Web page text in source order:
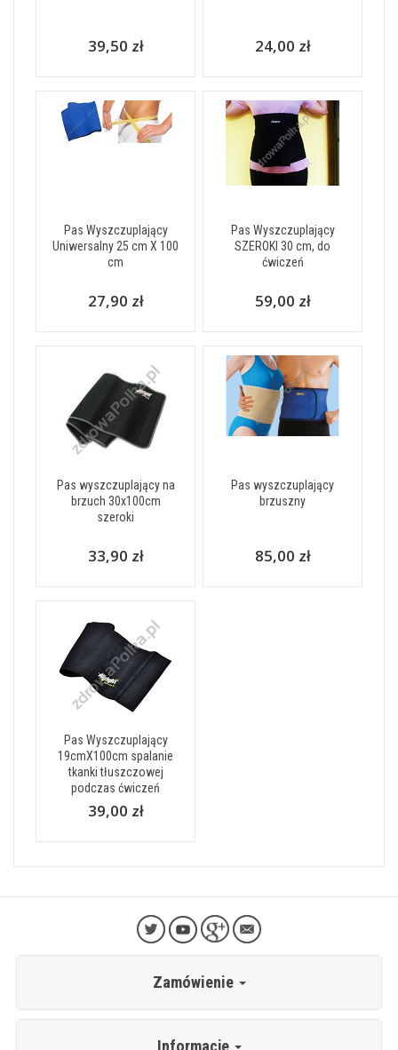
39,50 zł 24,00 zł
Pas Wyszczuplający
Uniwersalny 25 cm X 100
cm
27,90 zł
Pas Wyszczuplający
SZEROKI 30 cm, do
ćwiczeń
59,00 zł
Pas wyszczuplający na
brzuch 30x100cm
szeroki
33,90 zł
Pas wyszczuplający
brzuszny
85,00 zł
Pas Wyszczuplający
19cmX100cm spalanie
tkanki tłuszczowej
podczas ćwiczeń
39,00 zł
Zamówienie
Informacje